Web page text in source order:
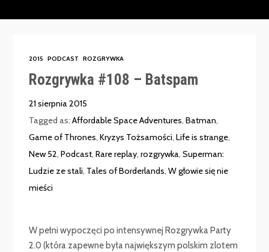
2015 PODCAST ROZGRYWKA
Rozgrywka #108 – Batspam
21 sierpnia 2015
Tagged as:Affordable Space Adventures,Batman,
Game of Thrones,Kryzys Tożsamości,Life is strange,
New 52,Podcast,Rare replay,rozgrywka,Superman:
Ludzie ze stali, Tales of Borderlands,W głowie się nie
mieści
W pełni wypoczęci po intensywnej Rozgrywka Party
2.0 (która zapewne była największym polskim zlotem